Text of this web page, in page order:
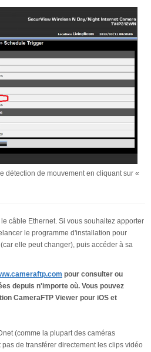
détection de mouvement en cliquant sur «
câble Ethernet. Si vous souhaitez apporter
le programme d'installation pour
elle peut changer), puis accéder à sa
pour consulter ou
depuis n'importe où. Vous pouvez
CameraFTP Viewer pour iOS et
(comme la plupart des caméras
de transférer directement les clips vidéo